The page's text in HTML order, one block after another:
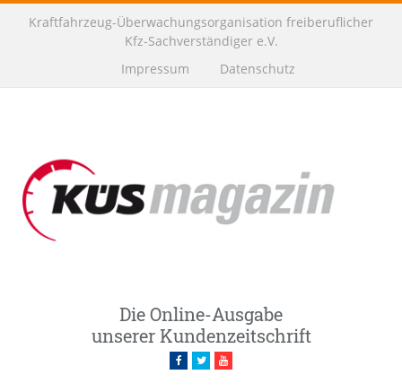
Kraftfahrzeug-Überwachungsorganisation freiberuflicher
Kfz-Sachverständiger e.V.
Impressum
Datenschutz
Die Online-Ausgabe
unserer Kundenzeitschrift
Facebook
TwitterYoutube